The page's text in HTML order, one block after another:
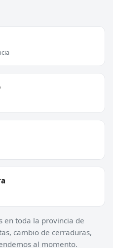
en toda la provincia de
cambio de cerraduras,
al momento.